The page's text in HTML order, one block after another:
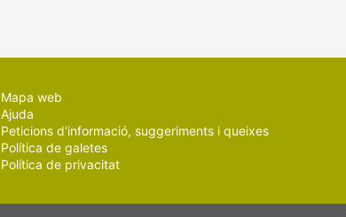
Mapa web
Ajuda
Peticions d'informació, suggeriments i queixes
Política de galetes
Política de privacitat